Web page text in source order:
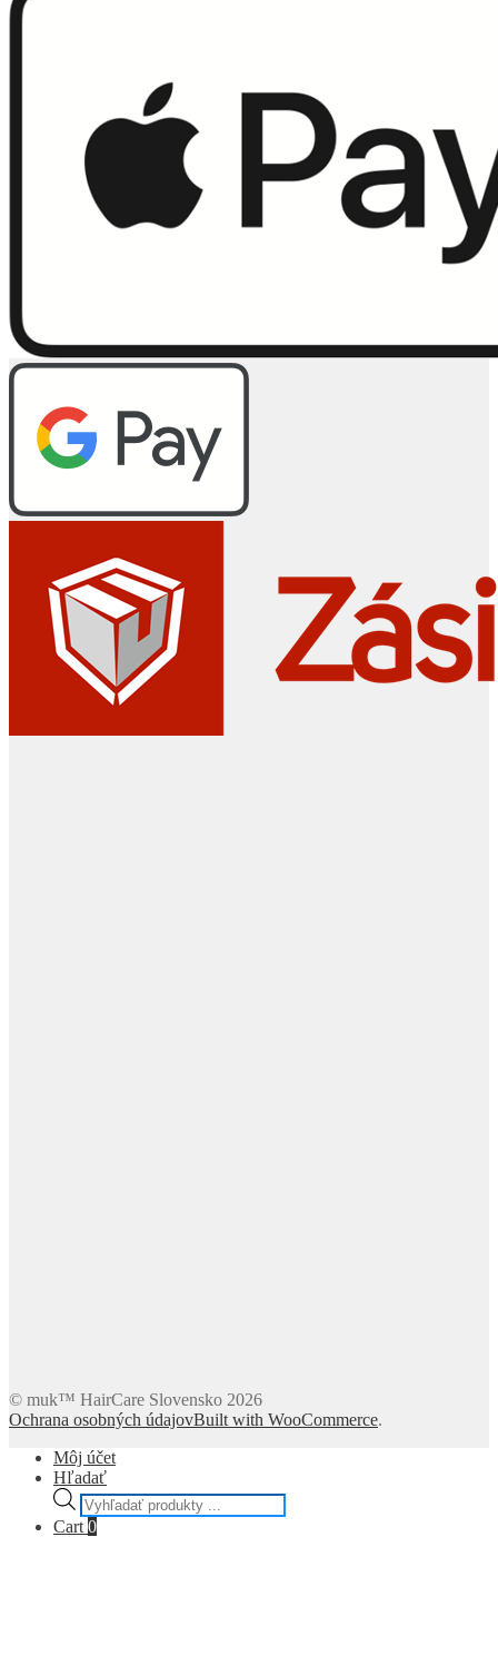
© muk™ HairCare Slovensko 2026
Ochrana osobných údajovBuilt with WooCommerce.
Môj účet
Hľadať
Products
search
Cart 0